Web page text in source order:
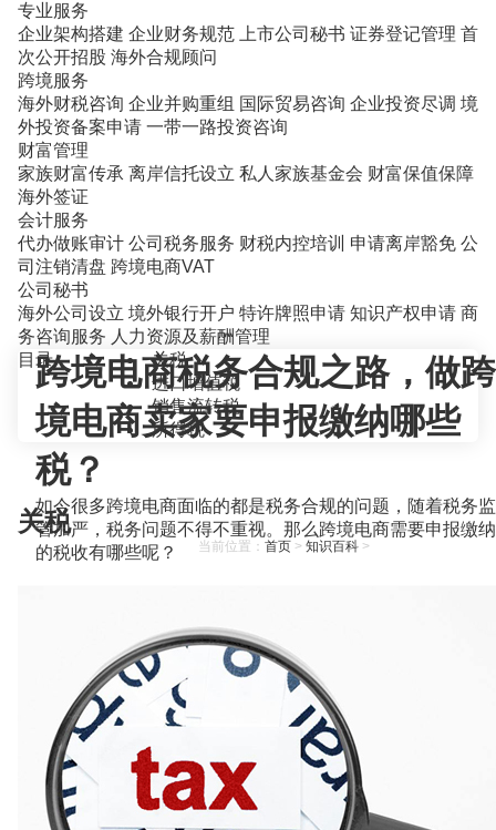
专业服务
企业架构搭建 企业财务规范 上市公司秘书 证券登记管理 首
次公开招股 海外合规顾问
跨境服务
海外财税咨询 企业并购重组 国际贸易咨询 企业投资尽调 境
外投资备案申请 一带一路投资咨询
财富管理
家族财富传承 离岸信托设立 私人家族基金会 财富保值保障
海外签证
会计服务
代办做账审计 公司税务服务 财税内控培训 申请离岸豁免 公
司注销清盘 跨境电商VAT
公司秘书
海外公司设立 境外银行开户 特许牌照申请 知识产权申请 商
务咨询服务 人力资源及薪酬管理
当前位置： 首页> 知识百科>
跨境电商税务合规之路，做跨
境电商卖家要申报缴纳哪些
税？
如今很多跨境电商面临的都是税务合规的问题，随着税务监
管加严，税务问题不得不重视。那么跨境电商需要申报缴纳
的税收有哪些呢？
目录
关税
进口增值税
销售流转税
所得税
关税